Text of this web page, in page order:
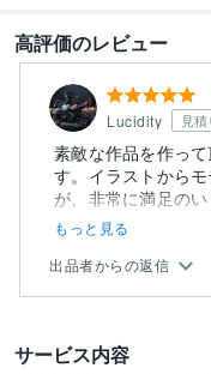
高評価のレビュー
Lucidity 見
素敵な作品を作っ
す。イラストから
が、非常に満足の
もっと見る
出品者からの返信
サービス内容